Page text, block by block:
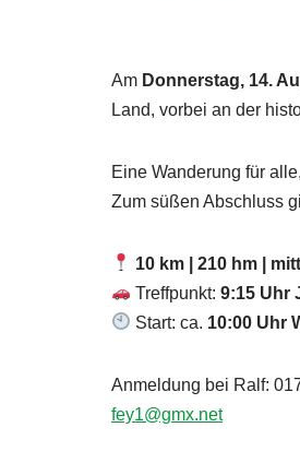
Am Donnerstag, 14.
Land, vorbei an der
Eine Wanderung für
Zum süßen Abschluss
10 km | 210 hm |
Treffpunkt:9:15 Uhr
Start: ca. 10:00 Uhr
Anmeldung bei Ralf:
fey1@gmx.net